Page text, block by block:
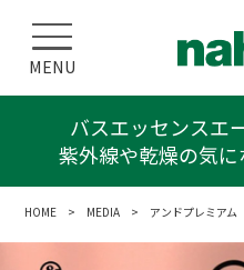
MENU
バスエッセンスエ
紫外線や乾燥の気に
HOME > MEDIA > アンドプレミアム